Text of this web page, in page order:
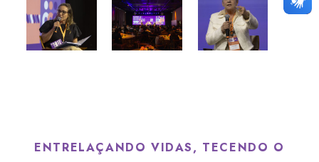
ENTRELAÇANDO VIDAS, TECENDO O